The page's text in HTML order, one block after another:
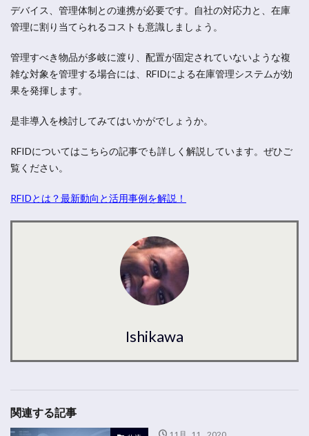
デバイス、管理体制との連携が必要です。自社の対応力と、在庫
管理に割り当てられるコストも意識しましょう。
管理すべき物品が多岐に渡り、配置が固定されていないような複
雑な対象を管理する場合には、RFIDによる在庫管理システムが効
果を発揮します。
是非導入を検討してみてはいかがでしょうか。
RFIDについてはこちらの記事でも詳しく解説しています。ぜひご
覧ください。
RFIDとは？最新動向と活用事例を解説！
Ishikawa
関連する記事
11月 11, 2020